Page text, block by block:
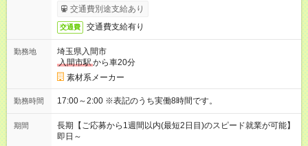
交通費別途支給あり
交通費 交通費支給有り
勤務地
埼玉県入間市
入間市駅から車20分
素材系メーカー
勤務時間 17:00～2:00 ※表記のうち実働8時間です。
期間
長期【ご応募から1週間以内(最短2日目)のスピード就業が可能】
即日～